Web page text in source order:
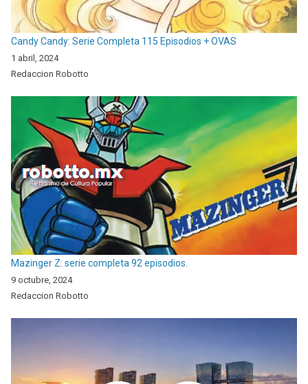
Candy Candy: Serie Completa 115 Episodios + OVAS
1 abril, 2024
Redaccion Robotto
Mazinger Z: serie completa 92 episodios.
9 octubre, 2024
Redaccion Robotto